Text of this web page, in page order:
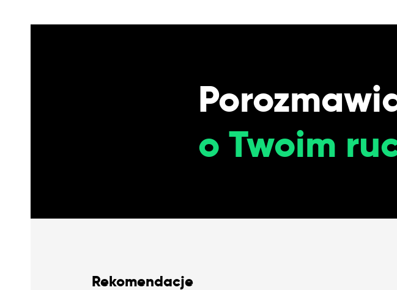
o Twoim
Rekomendacje